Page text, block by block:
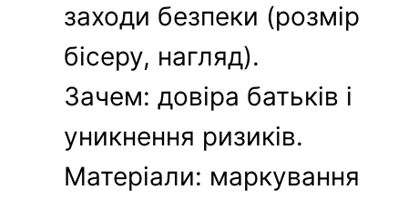
заходи безпеки (розмір
бісеру, нагляд).
Зачем: довіра батьків і
уникнення ризиків.
Матеріали: маркування